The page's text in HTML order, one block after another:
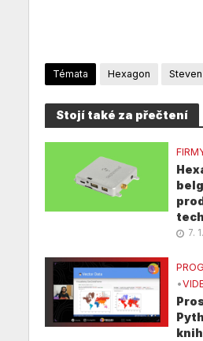
Témata Hexagon
Stojí také za přečtení
7.
•